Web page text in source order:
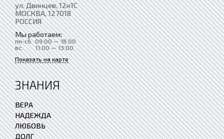
ул. Двинцев, 12к1С
МОСКВА, 127018
РОССИЯ
Мы работаем:
пн-сб: 09:00 — 18:00
вс:
11:00 — 13:00
Показать на карте
ЗНАНИЯ
ВЕРА
НАДЕЖДА
ЛЮБОВЬ
ДОЛГ